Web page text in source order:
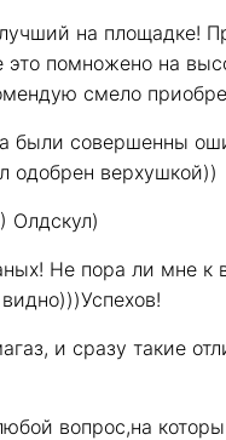
на площадке!
это помножено на
смело
были совершенны
одобрен верхушкой))
Олдскул)
Не пора ли мне
и сразу такие
вопрос,на